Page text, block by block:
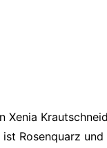
Xenia
Rosenquarz